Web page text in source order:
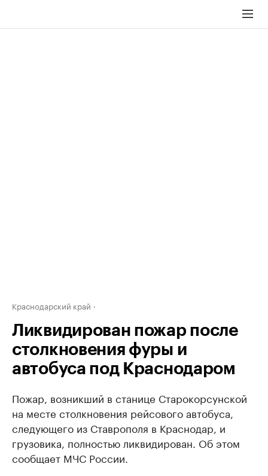
Краснодарский край
Ликвидирован пожар после
столкновения фуры и
автобуса под Краснодаром
Пожар, возникший в станице Старокорсунской
на месте столкновения рейсового автобуса,
следующего из Ставрополя в Краснодар, и
грузовика, полностью ликвидирован. Об этом
сообщает МЧС России.